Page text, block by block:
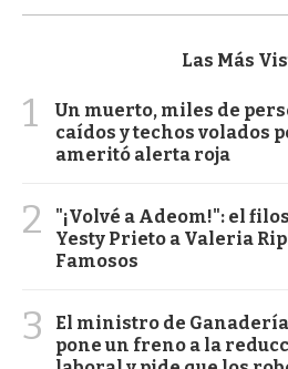
Las Más
1
Un muerto, miles de
caídos y techos volados
ameritó alerta roja
2
"¡Volvé a Adeom!": el
Yesty Prieto a Valeria
Famosos
3
El ministro de
pone un freno a la